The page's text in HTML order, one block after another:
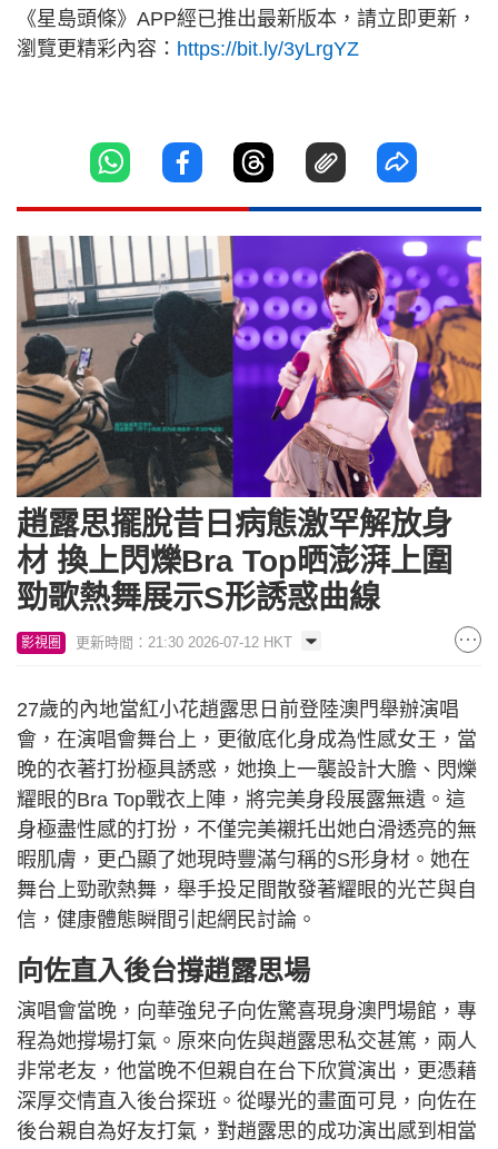
《星島頭條》APP經已推出最新版本，請立即更新，
瀏覽更精彩內容： https://bit.ly/3yLrgYZ
趙露思擺脫昔日病態激罕解放身
材 換上閃爍Bra Top晒澎湃上圍
勁歌熱舞展示S形誘惑曲線
影視圈 更新時間：21:30 2026-07-12 HKT
27歲的內地當紅小花趙露思日前登陸澳門舉辦演唱
會，在演唱會舞台上，更徹底化身成為性感女王，當
晚的衣著打扮極具誘惑，她換上一襲設計大膽、閃爍
耀眼的Bra Top戰衣上陣，將完美身段展露無遺。這
身極盡性感的打扮，不僅完美襯托出她白滑透亮的無
暇肌膚，更凸顯了她現時豐滿勻稱的S形身材。她在
舞台上勁歌熱舞，舉手投足間散發著耀眼的光芒與自
信，健康體態瞬間引起網民討論。
向佐直入後台撐趙露思場
演唱會當晚，向華強兒子向佐驚喜現身澳門場館，專
程為她撐場打氣。原來向佐與趙露思私交甚篤，兩人
非常老友，他當晚不但親自在台下欣賞演出，更憑藉
深厚交情直入後台探班。從曝光的畫面可見，向佐在
後台親自為好友打氣，對趙露思的成功演出感到相當